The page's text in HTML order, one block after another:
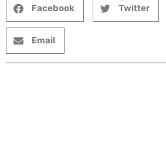
Facebook Twitter
Email